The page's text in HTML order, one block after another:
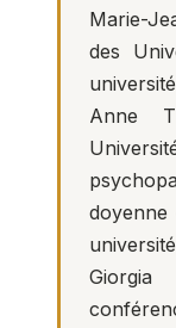
Marie-
des
Anne
doyenne